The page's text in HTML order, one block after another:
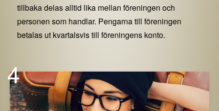
tillbaka delas alltid lika mellan föreningen och
personen som handlar. Pengarna till föreningen
betalas ut kvartalsvis till föreningens konto.
4